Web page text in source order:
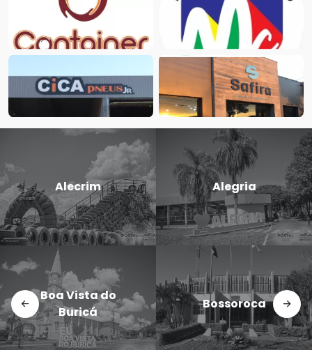
Alegria
Bossoroca
Candido
Godói
Dezesseis de
Novembro